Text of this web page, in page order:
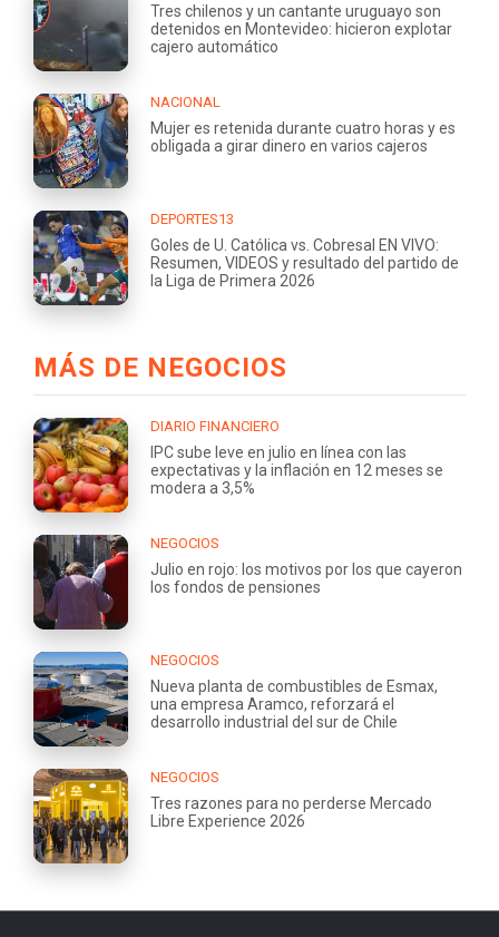
Tres chilenos y un cantante uruguayo son
detenidos en Montevideo: hicieron explotar
cajero automático
NACIONAL
Mujer es retenida durante cuatro horas y es
obligada a girar dinero en varios cajeros
DEPORTES13
Goles de U. Católica vs. Cobresal EN VIVO:
Resumen, VIDEOS y resultado del partido de
la Liga de Primera 2026
MÁS DE NEGOCIOS
DIARIO FINANCIERO
IPC sube leve en julio en línea con las
expectativas y la inflación en 12 meses se
modera a 3,5%
NEGOCIOS
Julio en rojo: los motivos por los que cayeron
los fondos de pensiones
NEGOCIOS
Nueva planta de combustibles de Esmax,
una empresa Aramco, reforzará el
desarrollo industrial del sur de Chile
NEGOCIOS
Tres razones para no perderse Mercado
Libre Experience 2026